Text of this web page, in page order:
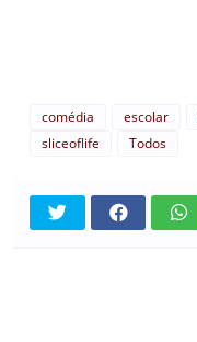
comédia escolar
sliceoflife
Todos